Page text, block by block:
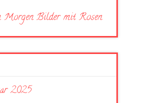
Morgen Bilder mit Rosen
2025